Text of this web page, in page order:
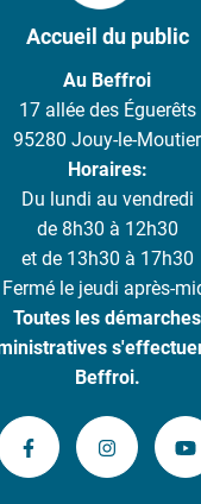
Accueil du public
Au Beffroi
17 allée des Éguerêts
95280 Jouy-le-Moutier
Horaires:
Du lundi au vendredi
de 8h30 à 12h30
et de 13h30 à 17h30
Fermé le jeudi après-
Toutes les démarches
Beffroi.
Lien vers le compte
Lien vers